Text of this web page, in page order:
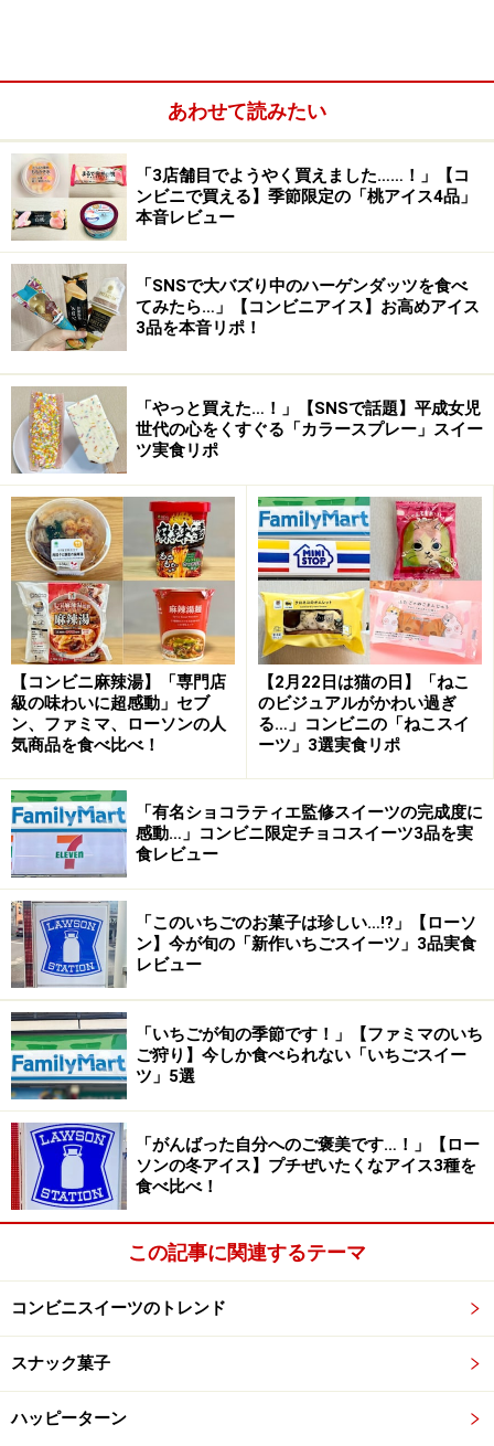
ウラはクイニーアマン！ しっとり甘いりんごフィリングの
口どけと相性抜群です
食べてみると、香ばしい発酵バター風味がふわっと口の
中に広がり、パリパリッとした食感が楽しい！ しっとり
甘いりんごフィリングと共に、オモテのしっとり感、ウ
ラのパリパリ感、2つのパンの食感を一度に味わえま
す。
2. 「デニッシュメロンパン×クイニーアマ
ン」185円
「デニッシュメロンパン×クイニーアマン」185円（税込）
続いて紹介するのは、「デニッシュメロンパン×クイニー
アマン」185円（税込）。こちらは、バター風味のビス
ケット生地をかけたデニッシュメロンパンで、底に発酵
バター風味のあめを敷いて焼き上げた一品です。
袋をあけた瞬間から、バターのいい香りが広がります
デニッシュのメロンパンはあまり見かけないので、新鮮
に感じました。生地にはバター入りのマーガリンを折り
込んだクロワッサン生地が使われています。
メロンパンデニッシュとクイニーアマン、2つのおいしさを
同時に満喫できます
ひと口食べると、ザクッとしたクイニーアマンの食感と
デニッシュの軽やかな口どけが楽しめます。
さらにメロンパンのサクッとしたビスケット生地の甘さ
と、バター風味の香ばしさがふわっと広がり、おいしさ
す。
3. 「チーズケーキデニッシュ×クイニーアマ
ン」198円
あわせて読みたい
「3店舗目でようやく買えました……！」【コ
ンビニで買える】季節限定の「桃アイス4品」
本音レビュー
「SNSで大バズり中のハーゲンダッツを食べ
てみたら…」【コンビニアイス】お高めアイス
3品を本音リポ！
「やっと買えた…！」【SNSで話題】平成女児
世代の心をくすぐる「カラースプレー」スイー
ツ実食リポ
【コンビニ麻辣湯】「専門店
級の味わいに超感動」セブ
ン、ファミマ、ローソンの人
気商品を食べ比べ！
【2月22日は猫の日】「ねこ
のビジュアルがかわい過ぎ
る…」コンビニの「ねこスイ
ーツ」3選実食リポ
「有名ショコラティエ監修スイーツの完成度に
感動…」コンビニ限定チョコスイーツ3品を実
食レビュー
「このいちごのお菓子は珍しい…!?」【ローソ
ン】今が旬の「新作いちごスイーツ」3品実食
レビュー
「いちごが旬の季節です！」【ファミマのいち
ご狩り】今しか食べられない「いちごスイー
ツ」5選
「がんばった自分へのご褒美です…！」【ロー
ソンの冬アイス】プチぜいたくなアイス3種を
食べ比べ！
この記事に関連するテーマ
コンビニスイーツのトレンド
スナック菓子
ハッピーターン